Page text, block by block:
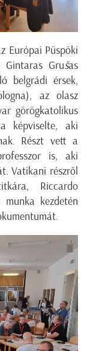
Európai Püspöki
Gintaras Grušas
belgrádi érsek,
az olasz
görögkatolikus
képviselte, aki
Részt vett a
is, aki
Vatikani részről
Riccardo
kezdetén